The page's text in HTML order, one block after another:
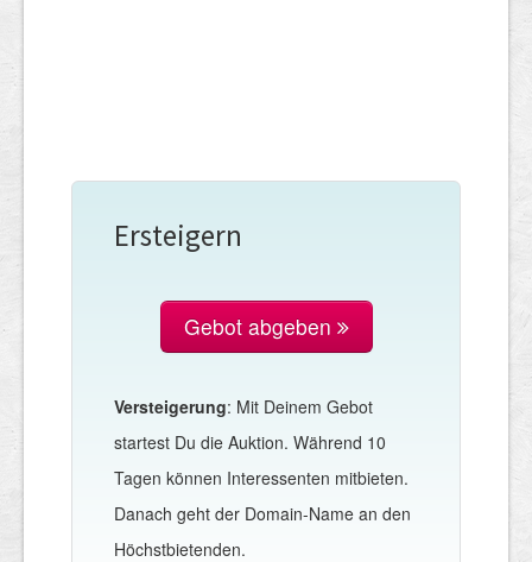
Ersteigern
Gebot abgeben
Versteigerung: Mit Deinem Gebot
startest Du die Auktion. Während 10
Tagen können Interessenten mitbieten.
Danach geht der Domain-Name an den
Höchstbietenden.